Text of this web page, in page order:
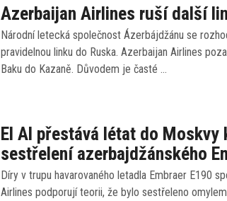
Azerbaijan Airlines ruší další
Národní letecká společnost Ázerbájdžánu se
pravidelnou linku do Ruska. Azerbaijan Airlines
Baku do Kazaně. Důvodem je časté …
El Al přestává létat do Moskvy
sestřelení azerbajdžánského
Díry v trupu havarovaného letadla Embraer E190
Airlines podporují teorii, že bylo sestřeleno